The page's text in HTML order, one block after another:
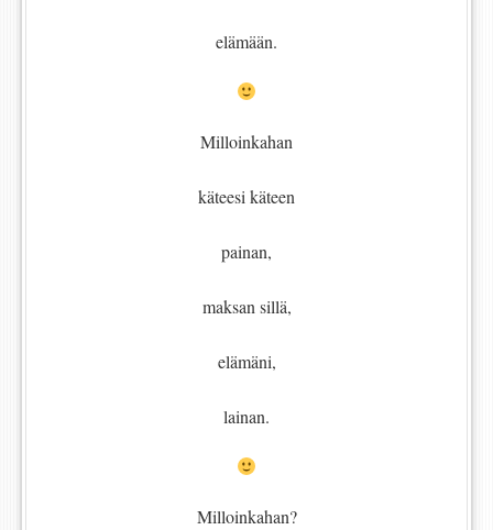
elämään.
Milloinkahan
käteesi käteen
painan,
maksan sillä,
elämäni,
lainan.
Milloinkahan?